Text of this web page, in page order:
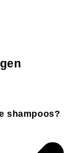
shampoos?